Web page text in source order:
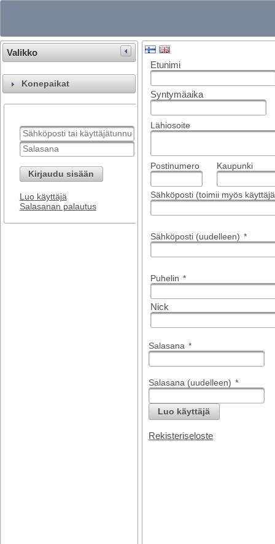
Valikko
Konepaikat
Kirjaudu sisään
Luo käyttäjä
Salasanan palautus
Etunimi
Syntymäaika
Lähiosoite
Postinumero Kaupunki
Sähköposti (toimii myös
Sähköposti (uudelleen) *
Puhelin *
Nick
Salasana *
Salasana (uudelleen) *
Luo käyttäjä
Rekisteriseloste